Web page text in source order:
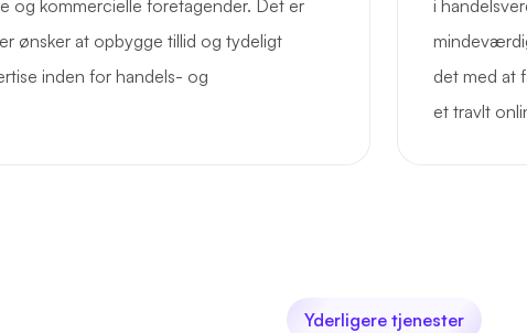
og kommercielle foretagender. Det er
ønsker at opbygge tillid og tydeligt
inden for handels- og
i
det med at
et travlt
Yderligere tjenester